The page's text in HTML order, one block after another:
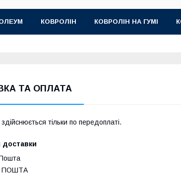
КОВРОЛІН КОВРОЛІН НА ГУМІ
ТА ОПЛАТА
тільки по передоплаті.
ПОШТА